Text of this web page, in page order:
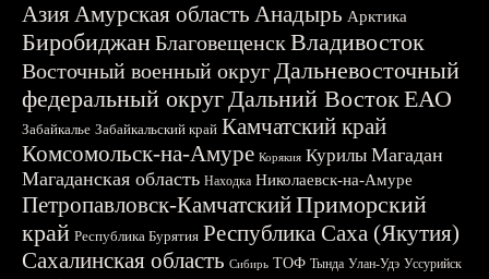
АзияАмурская область Анадырь Арктика
БиробиджанБлаговещенскВладивосток
Восточный военный округДальневосточный
федеральный округДальний ВостокЕАО
Забайкалье Забайкальский край Камчатский край
Комсомольск-на-Амуре Корякия Курилы Магадан
Магаданская область Находка Николаевск-на-Амуре
Петропавловск-КамчатскийПриморский
край Республика Бурятия Республика Саха (Якутия)
Сахалинская область Сибирь ТОФ Тында Улан-Удэ Уссурийск